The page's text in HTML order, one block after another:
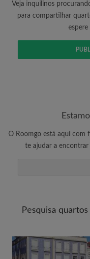
Receba
quartos
Diga aos
você está
Veja inquilinos
para compartilhar
O Roomgo está aqui com
te ajudar a
Pesquisa